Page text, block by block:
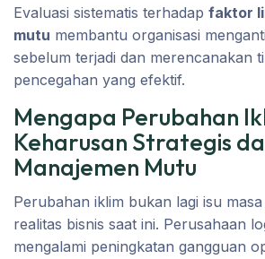
Evaluasi sistematis terhadap faktor
mutu membantu organisasi
sebelum terjadi dan merencanakan
pencegahan yang efektif.
Mengapa Perubahan
Keharusan Strategis
Manajemen Mutu
Perubahan iklim bukan lagi isu
realitas bisnis saat ini. Perusahaan
mengalami peningkatan gangguan